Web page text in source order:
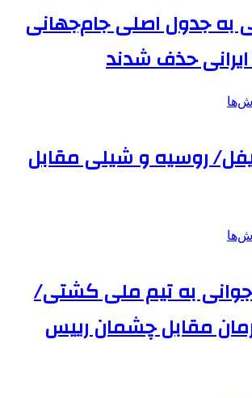
جدول اصلی جام‌جهانی
ایفل/ روسیه و شیلی مقابل
جوانی به تیم ملی کشتی/
مقابل چشمان رییس